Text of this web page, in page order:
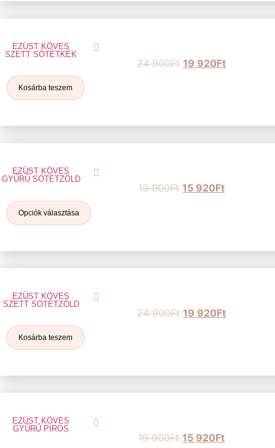
EZÜST KÖVES
SZETT SÖTÉTKÉK
24 900Ft 19 920Ft
Kosárba teszem
EZÜST KÖVES
GYŰRŰ SÖTÉTZÖLD
19 900Ft 15 920Ft
Opciók választása
EZÜST KÖVES
SZETT SÖTÉTZÖLD
24 900Ft 19 920Ft
Kosárba teszem
EZÜST KÖVES
GYŰRŰ PIROS
19 900Ft 15 920Ft